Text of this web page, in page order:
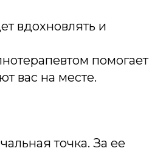
вдохновлять и
помогает
вас на месте.
точка. За ее